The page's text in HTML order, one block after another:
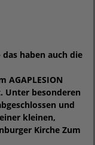
das haben auch die
AGAPLESION
Unter besonderen
und
kleinen,
Kirche Zum